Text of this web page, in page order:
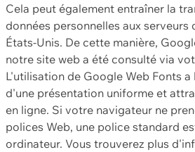
Cela peut également entraîner la
données personnelles aux serveurs
États-Unis. De cette manière,
notre site web a été consulté via
L'utilisation de Google Web Fonts
d'une présentation uniforme et
en ligne. Si votre navigateur ne
polices Web, une police standard
ordinateur. Vous trouverez plus